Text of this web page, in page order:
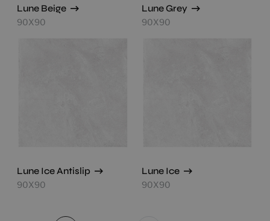
Lune Beige
90X90
Lune Grey
90X90
Lune Ice Antislip
90X90
Lune Ice
90X90